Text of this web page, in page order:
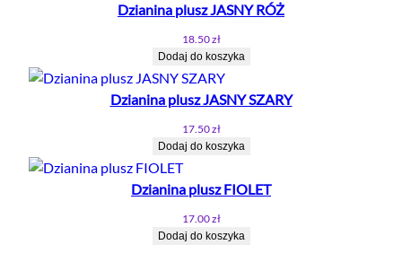
Dzianina plusz JASNY RÓŻ
18.50zł
Dodaj do koszyka
Dzianina plusz JASNY SZARY
17.50zł
Dodaj do koszyka
Dzianina plusz FIOLET
17.00zł
Dodaj do koszyka